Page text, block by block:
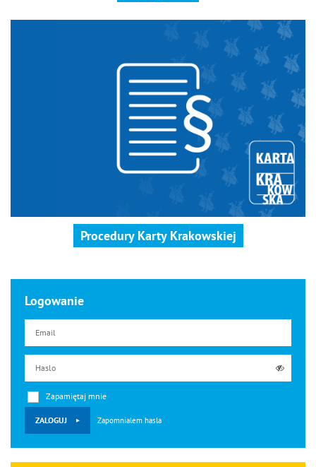
Procedury Karty Krakowskiej
Logowanie
Zapamiętaj mnie
ZALOGUJ Zapomnialem hasla